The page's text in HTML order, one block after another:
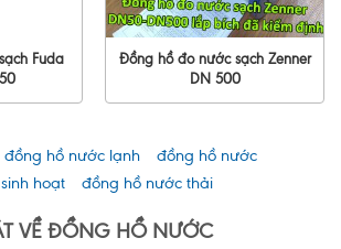
Fuda
Đồng hồ đo nước sạch Zenner
DN 500
đồng hồ nước lạnh
đồng hồ nước
hoạt đồng hồ nước thải
VỀ ĐỒNG HỒ NƯỚC